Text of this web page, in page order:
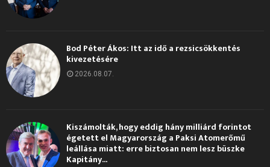
Bod Péter Ákos: Itt az idő a rezsicsökkentés
kivezetésére
2026.08.07.
Kiszámolták, hogy eddig hány milliárd forintot
égetett el Magyarország a Paksi Atomerőmű
leállása miatt: erre biztosan nem lesz büszke
Kapitány...